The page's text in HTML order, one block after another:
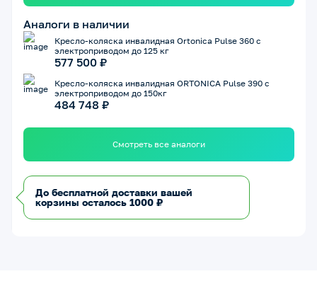
Аналоги в наличии
Кресло-коляска инвалидная Ortonica Pulse 360 с
электроприводом до 125 кг
577 500 ₽
Кресло-коляска инвалидная ORTONICA Pulse 390 с
электроприводом до 150кг
484 748 ₽
Смотреть все аналоги
До бесплатной доставки вашей
корзины осталось 1000 ₽